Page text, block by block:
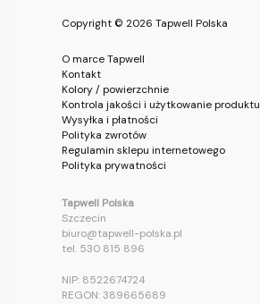
Copyright © 2026 Tapwell Polska
O marce Tapwell
Kontakt
Kolory / powierzchnie
Kontrola jakości i użytkowanie produktu
Wysyłka i płatności
Polityka zwrotów
Regulamin sklepu internetowego
Polityka prywatności
Tapwell Polska
Szczecin
biuro@tapwell-polska.pl
tel. 530 815 896
NIP: 8522674724
REGON: 389665689